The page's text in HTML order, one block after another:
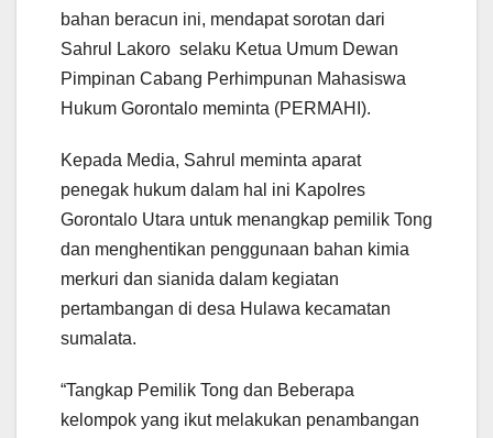
bahan beracun ini, mendapat sorotan dari
Sahrul Lakoro selaku Ketua Umum Dewan
Pimpinan Cabang Perhimpunan Mahasiswa
Hukum Gorontalo meminta (PERMAHI).
Kepada Media, Sahrul meminta aparat
penegak hukum dalam hal ini Kapolres
Gorontalo Utara untuk menangkap pemilik Tong
dan menghentikan penggunaan bahan kimia
merkuri dan sianida dalam kegiatan
pertambangan di desa Hulawa kecamatan
sumalata.
“Tangkap Pemilik Tong dan Beberapa
kelompok yang ikut melakukan penambangan